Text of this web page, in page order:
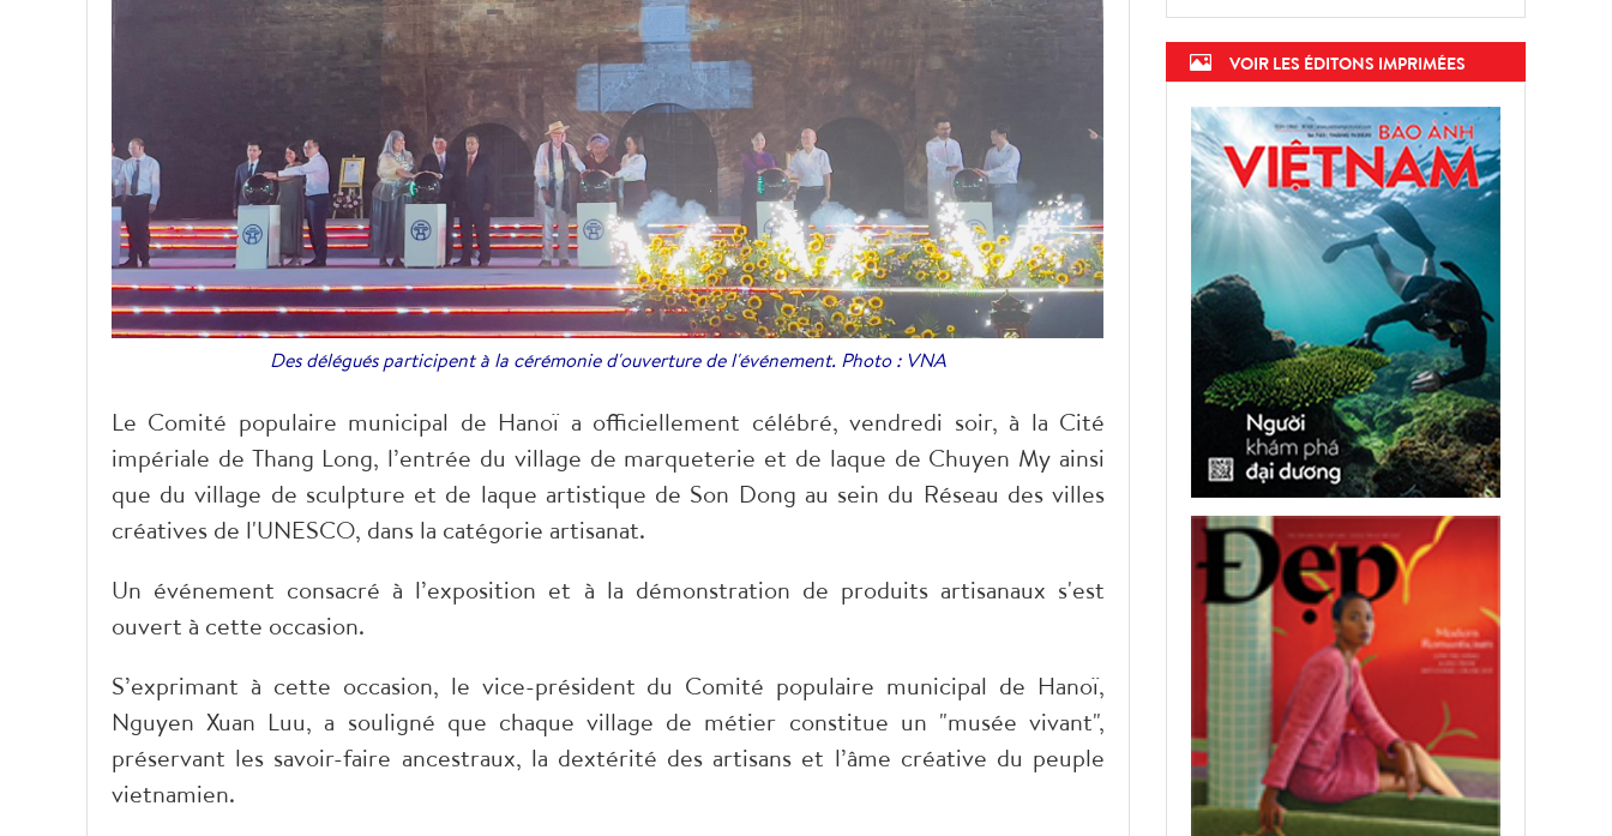
Des délégués participent à la cérémonie d'ouverture de l'événement. Photo : VNA
Le Comité populaire municipal de Hanoï a officiellement célébré, vendredi soir, à la Cité
impériale de Thang Long, l’entrée du village de marqueterie et de laque de Chuyen My ainsi
que du village de sculpture et de laque artistique de Son Dong au sein du Réseau des villes
créatives de l'UNESCO, dans la catégorie artisanat.
Un événement consacré à l’exposition et à la démonstration de produits artisanaux s'est
ouvert à cette occasion.
S’exprimant à cette occasion, le vice-président du Comité populaire municipal de Hanoï,
Nguyen Xuan Luu, a souligné que chaque village de métier constitue un "musée vivant",
préservant les savoir-faire ancestraux, la dextérité des artisans et l’âme créative du peuple
vietnamien.
VOIR LES ÉDITONS IMPRIMÉES